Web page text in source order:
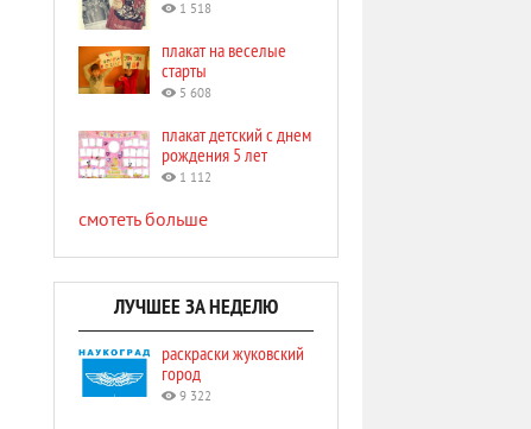
1 518
плакат на веселые
старты
5 608
плакат детский с днем
рождения 5 лет
1 112
смотеть больше
ЛУЧШЕЕ ЗА НЕДЕЛЮ
раскраски жуковский
город
9 322